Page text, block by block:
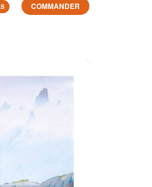
COMMANDER